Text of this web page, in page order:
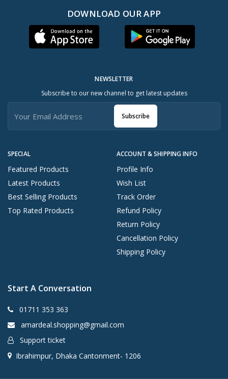
DOWNLOAD OUR APP
SPECIAL
Featured Products
Latest Products
Best Selling Products
Top Rated Products
ACCOUNT & SHIPPING INFO
Profile Info
Wish List
Track Order
Refund Policy
Return Policy
Cancellation Policy
Shipping Policy
NEWSLETTER
Subscribe to our new channel to get latest updates
Subscribe
Start A Conversation
01711 353 363
amardeal.shopping@gmail.com
Support ticket
Ibrahimpur, Dhaka Cantonment- 1206